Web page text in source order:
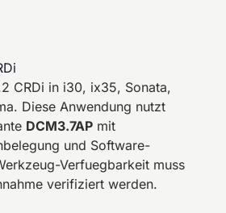
CRDi in i30, ix35, Sonata,
Diese Anwendung nutzt
DCM3.7AP mit
und Software-
Verfuegbarkeit muss
verifiziert werden.